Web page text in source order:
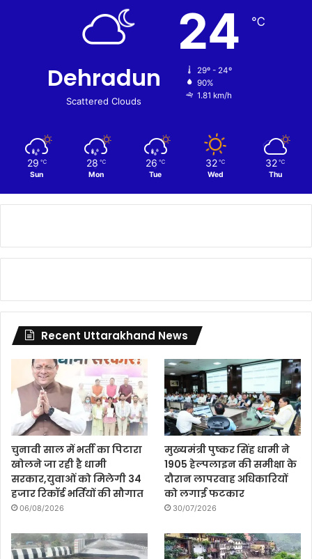
Dehradun
Scattered Clouds
24 ℃
29º - 24º
90%
1.81 km/h
29 ℃
Sun
28 ℃
Mon
26 ℃
Tue
32 ℃
Wed
32 ℃
Thu
Recent Uttarakhand News
चुनावी साल में भर्ती का पिटारा
खोलने जा रही है धामी
सरकार,युवाओं को मिलेगी 34
हजार रिकॉर्ड भर्तियों की सौगात
06/08/2026
मुख्यमंत्री पुष्कर सिंह धामी ने
1905 हेल्पलाइन की समीक्षा के
दौरान लापरवाह अधिकारियों
को लगाई फटकार
30/07/2026